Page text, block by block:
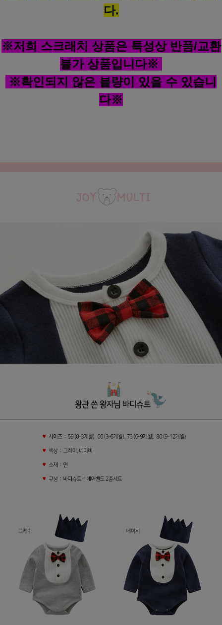
다.
※저희 스크래치 상품은 특성상 반품/교환
불가 상품입니다※
※확인되지 않은 불량이 있을 수 있습니
다※